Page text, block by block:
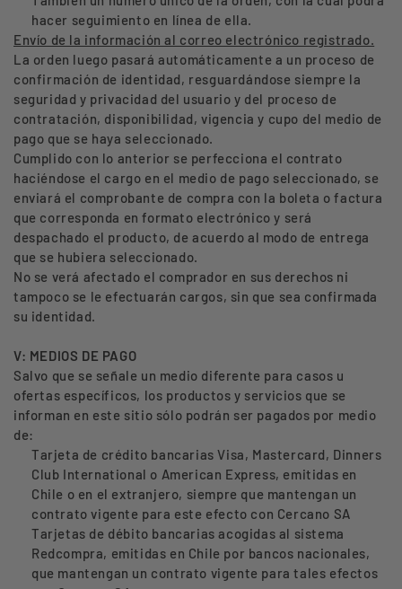
hacer seguimiento en línea de ella.
Envío de la información al correo electrónico registrado.
La orden luego pasará automáticamente a un proceso de
confirmación de identidad, resguardándose siempre la
seguridad y privacidad del usuario y del proceso de
contratación, disponibilidad, vigencia y cupo del medio de
pago que se haya seleccionado.
Cumplido con lo anterior se perfecciona el contrato
haciéndose el cargo en el medio de pago seleccionado, se
enviará el comprobante de compra con la boleta o factura
que corresponda en formato electrónico y será
despachado el producto, de acuerdo al modo de entrega
que se hubiera seleccionado.
No se verá afectado el comprador en sus derechos ni
tampoco se le efectuarán cargos, sin que sea confirmada
su identidad.
V: MEDIOS DE PAGO
Salvo que se señale un medio diferente para casos u
ofertas específicos, los productos y servicios que se
informan en este sitio sólo podrán ser pagados por medio
de:
Tarjeta de crédito bancarias Visa, Mastercard, Dinners
Club International o American Express, emitidas en
Chile o en el extranjero, siempre que mantengan un
contrato vigente para este efecto con Cercano SA
Tarjetas de débito bancarias acogidas al sistema
Redcompra, emitidas en Chile por bancos nacionales,
que mantengan un contrato vigente para tales efectos